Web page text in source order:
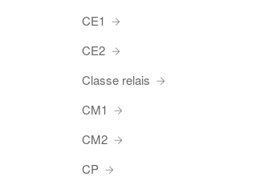
CE1
CE2
Classe relais
CM1
CM2
CP